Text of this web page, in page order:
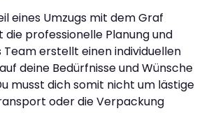
eines Umzugs mit dem Graf
die professionelle Planung und
Team erstellt einen individuellen
deine Bedürfnisse und Wünsche
musst dich somit nicht um lästige
oder die Verpackung